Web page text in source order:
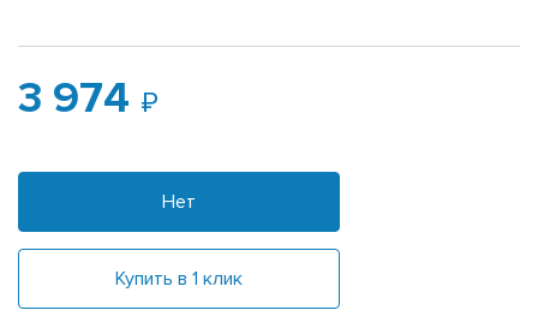
3 974
Нет
Купить в 1 клик